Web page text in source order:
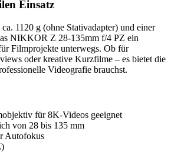
Einsatz
1120 g (ohne Stativadapter) und einer
NIKKOR Z 28-135mm f/4 PZ ein
Filmprojekte unterwegs. Ob für
oder kreative Kurzfilme – es bietet die
Videografie brauchst.
für 8K-Videos geeignet
von 28 bis 135 mm
Autofokus